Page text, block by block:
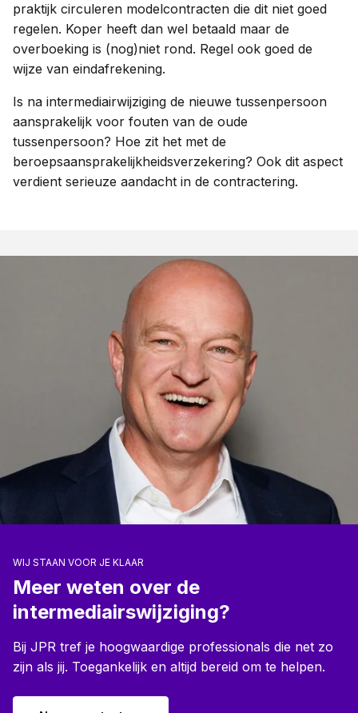
praktijk circuleren modelcontracten die dit niet goed
regelen. Koper heeft dan wel betaald maar de
overboeking is (nog)niet rond. Regel ook goed de
wijze van eindafrekening.
Is na intermediairwijziging de nieuwe tussenpersoon
aansprakelijk voor fouten van de oude
tussenpersoon? Hoe zit het met de
beroepsaansprakelijkheidsverzekering? Ook dit aspect
verdient serieuze aandacht in de contractering.
WIJ STAAN VOOR JE KLAAR
Meer weten over de
intermediairswijziging?
Bij JPR tref je hoogwaardige professionals die net zo
zijn als jij. Toegankelijk en altijd bereid om te helpen.